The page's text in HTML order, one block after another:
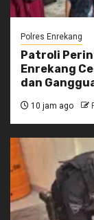
Polres Enrekang
Patroli
Enrekang
dan
10 jam ago